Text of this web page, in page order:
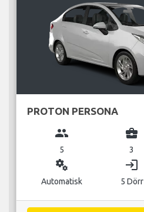
PROTON PERSONA
group
5
business_center
3
miscellaneous_services
Automatisk
login
5 Dörr